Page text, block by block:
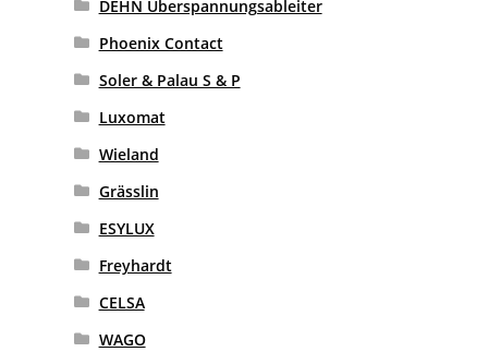
DEHN Überspannungsableiter
Phoenix Contact
Soler & Palau S & P
Luxomat
Wieland
Grässlin
ESYLUX
Freyhardt
CELSA
WAGO